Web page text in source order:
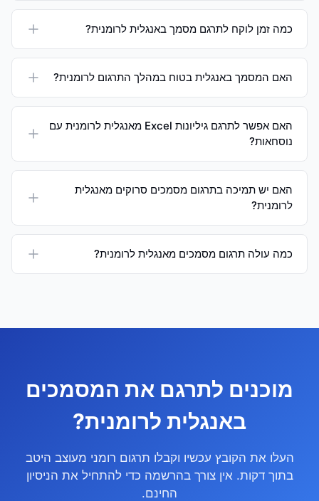
כמה זמן לוקח לתרגם מסמך באנגלית לרומנית?
האם המסמך באנגלית בטוח במהלך התרגום לרומנית?
האם אפשר לתרגם גיליונות Excel מאנגלית לרומנית עם
נוסחאות?
האם יש תמיכה בתרגום מסמכים סרוקים מאנגלית
לרומנית?
כמה עולה תרגום מסמכים מאנגלית לרומנית?
מוכנים לתרגם את המסמכים
באנגלית לרומנית?
העלו את הקובץ עכשיו וקבלו תרגום רומני מעוצב היטב
בתוך דקות. אין צורך בהרשמה כדי להתחיל את הניסיון
החינם.